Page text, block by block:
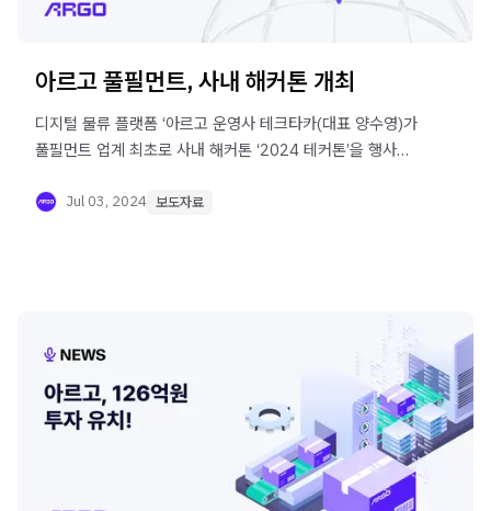
아르고 풀필먼트, 사내 해커톤 개최
디지털 물류 플랫폼 ‘아르고 운영사 테크타카(대표 양수영)가
풀필먼트 업계 최초로 사내 해커톤 ‘2024 테커톤’을 행사를
Jul 03, 2024 보도자료